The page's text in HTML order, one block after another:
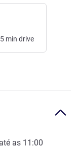
5 min drive
até as 11:00